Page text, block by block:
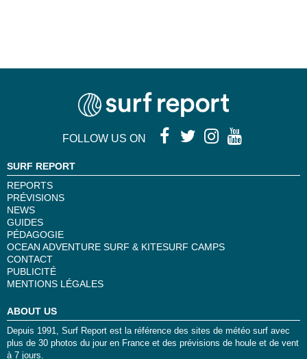
FOLLOW US ON
SURF REPORT
REPORTS
PRÉVISIONS
NEWS
GUIDES
PÉDAGOGIE
OCEAN ADVENTURE SURF & KITESURF CAMPS
CONTACT
PUBLICITÉ
MENTIONS LÉGALES
ABOUT US
Depuis 1991, Surf Report est la référence des sites de météo surf avec
plus de 30 photos du jour en France et des prévisions de houle et de vent
à 7 jours.